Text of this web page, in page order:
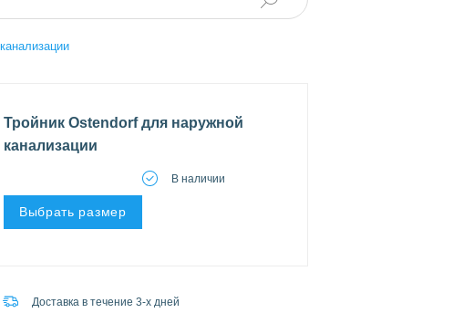
Тройник Ostendorf для наружной
канализации
В наличии
Выбрать размер
Доставка в течение 3-х дней